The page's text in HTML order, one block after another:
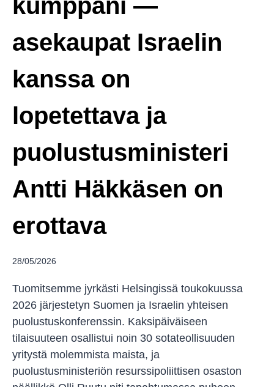
kumppani —
asekaupat Israelin
kanssa on
lopetettava ja
puolustusministeri
Antti Häkkäsen on
erottava
28/05/2026
Tuomitsemme jyrkästi Helsingissä toukokuussa
2026 järjestetyn Suomen ja Israelin yhteisen
puolustuskonferenssin. Kaksipäiväiseen
tilaisuuteen osallistui noin 30 sotateollisuuden
yritystä molemmista maista, ja
puolustusministeriön resurssipoliittisen osaston